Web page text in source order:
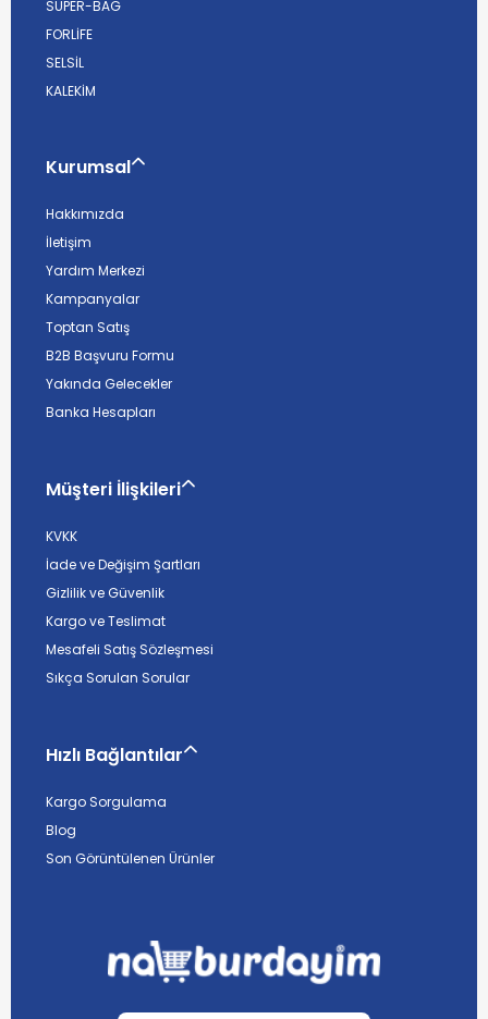
SUPER-BAG
FORLİFE
SELSİL
KALEKİM
Kurumsal
Hakkımızda
İletişim
Yardım Merkezi
Kampanyalar
Toptan Satış
B2B Başvuru Formu
Yakında Gelecekler
Banka Hesapları
Müşteri İlişkileri
KVKK
İade ve Değişim Şartları
Gizlilik ve Güvenlik
Kargo ve Teslimat
Mesafeli Satış Sözleşmesi
Sıkça Sorulan Sorular
Hızlı Bağlantılar
Kargo Sorgulama
Blog
Son Görüntülenen Ürünler